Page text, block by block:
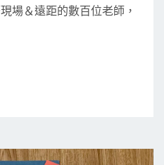
場＆遠距的數百位老師，